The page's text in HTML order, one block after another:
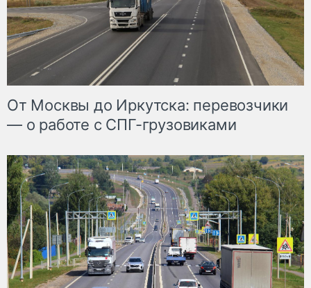
От Москвы до Иркутска: перевозчики
— о работе с СПГ-грузовиками